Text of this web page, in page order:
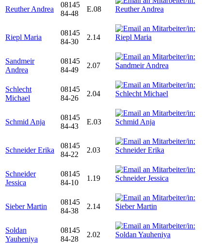
Reuther Andrea
08145
84-48
E.08
Riepl Maria
08145
84-30
2.14
Sandmeir
Andrea
08145
84-49
2.07
Schlecht
Michael
08145
84-26
2.04
Schmid Anja
08145
84-43
E.03
Schneider Erika
08145
84-22
2.03
Schneider
Jessica
08145
84-10
1.19
Sieber Martin
08145
84-38
2.14
Soldan
Yauheniya
08145
84-28
2.02